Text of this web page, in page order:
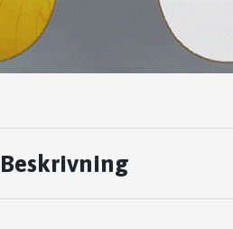
Beskrivning